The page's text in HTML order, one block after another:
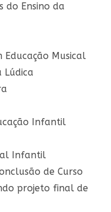
do Ensino da
Educação Musical
Lúdica
Infantil
Infantil
de Curso
projeto final de